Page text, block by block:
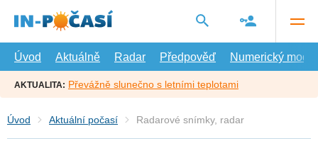
hlavní
Úvod
Aktuálně Radar Předpověď Numerický model
AKTUALITA: Převážně slunečno s letními teplotami
Úvod Aktuální počasí Radarové snímky, radar